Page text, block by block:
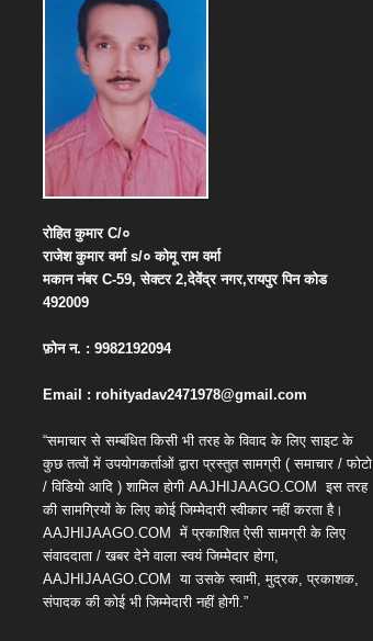
रोहित कुमारC/०
राजेश कुमार वर्माs/० कोमू राम वर्मा
मकान नंबरC-59,सेक्टर2,देवेंद्र नगर,रायपुर पिन कोड
492009
फ़ोन न. : 9982192094
Email : rohityadav2471978@gmail.com
“समाचार से सम्बंधित किसी भी तरह के विवाद के लिए साइट के
कुछ तत्वों में उपयोगकर्ताओं द्वारा प्रस्तुत सामग्री ( समाचार / फोटो
/ विडियो आदि ) शामिल होगी AAJHIJAAGO.COM इस तरह
की सामग्रियों के लिए कोई जिम्मेदारी स्वीकार नहीं करता है।
AAJHIJAAGO.COM में प्रकाशित ऐसी सामग्री के लिए
संवाददाता / खबर देने वाला स्वयं जिम्मेदार होगा,
AAJHIJAAGO.COM
या उसके स्वामी, मुद्रक, प्रकाशक,
संपादक की कोई भी जिम्मेदारी नहीं होगी.”